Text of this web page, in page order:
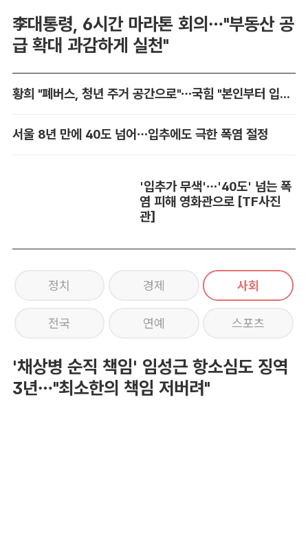
李대통령, 6시간 마라톤 회의…"부동산 공
급 확대 과감하게 실천"
황희 "폐버스, 청년 주거 공간으로"…국힘 "본인부터 입주하라"
서울 8년 만에 40도 넘어…입추에도 극한 폭염 절정
'입추가 무색'…'40도' 넘는 폭
염 피해 영화관으로 [TF사진
관]
정치 경제 사회
전국 연예 스포츠
'채상병 순직 책임' 임성근 항소심도 징역
3년…"최소한의 책임 저버려"